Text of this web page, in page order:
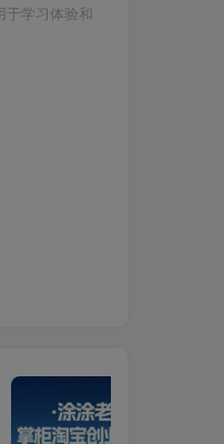
于学习体验和